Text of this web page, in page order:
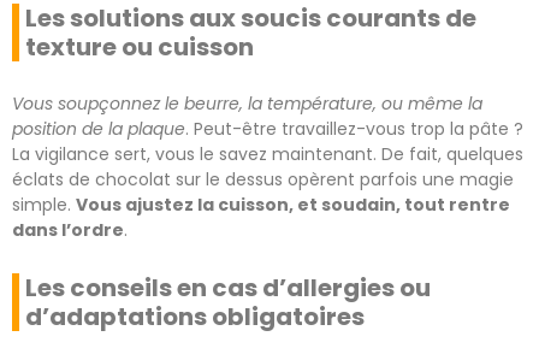
Les solutions aux soucis courants de
texture ou cuisson
Vous soupçonnez le beurre, la température, ou même la
position de la plaque. Peut-être travaillez-vous trop la pâte ?
La vigilance sert, vous le savez maintenant. De fait, quelques
éclats de chocolat sur le dessus opèrent parfois une magie
simple. Vous ajustez la cuisson, et soudain, tout rentre
dans l’ordre.
Les conseils en cas d’allergies ou
d’adaptations obligatoires